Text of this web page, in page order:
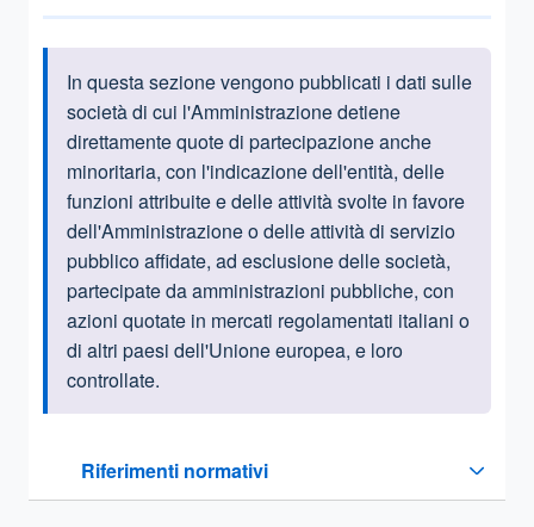
Informazioni introduttive
In questa sezione vengono pubblicati i dati sulle
società di cui l'Amministrazione detiene
direttamente quote di partecipazione anche
minoritaria, con l'indicazione dell'entità, delle
funzioni attribuite e delle attività svolte in favore
dell'Amministrazione o delle attività di servizio
pubblico affidate, ad esclusione delle società,
partecipate da amministrazioni pubbliche, con
azioni quotate in mercati regolamentati italiani o
di altri paesi dell'Unione europea, e loro
controllate.
Riferimenti normativi
Sezione compressa